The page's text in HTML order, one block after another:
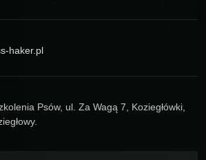
haker.pl
Psów, ul. Za Wagą 7, Koziegłówki,